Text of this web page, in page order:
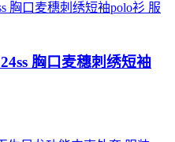
服
胸口麦穗刺绣短袖